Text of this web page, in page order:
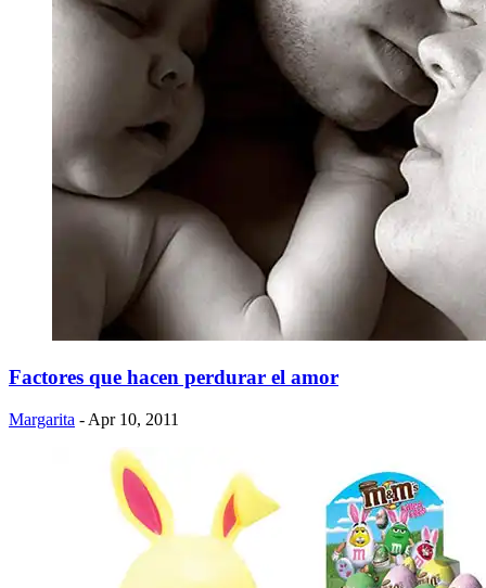
Factores que hacen perdurar el amor
Margarita - Apr 10, 2011